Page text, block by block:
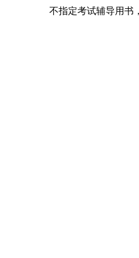
不指定考试辅导用书